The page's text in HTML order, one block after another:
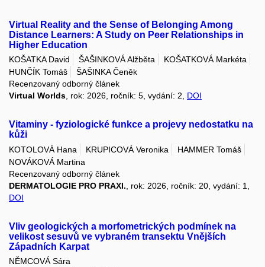
Virtual Reality and the Sense of Belonging Among
Distance Learners: A Study on Peer Relationships in
Higher Education
KOŠATKA David ŠAŠINKOVÁ Alžběta
KOŠATKOVÁ Markéta
HUNČÍK Tomáš
ŠAŠINKA Čeněk
Recenzovaný odborný článek
Virtual Worlds, rok: 2026, ročník: 5, vydání: 2, DOI
Vitaminy - fyziologické funkce a projevy nedostatku na
kůži
KOTOLOVÁ Hana KRUPICOVÁ Veronika
HAMMER Tomáš
NOVÁKOVÁ Martina
Recenzovaný odborný článek
DERMATOLOGIE PRO PRAXI. , rok: 2026, ročník: 20, vydání: 1,
DOI
Vliv geologických a morfometrických podmínek na
velikost sesuvů ve vybraném transektu Vnějších
Západních Karpat
NĚMCOVÁ Sára